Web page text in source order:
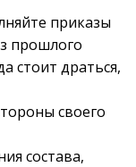
приказы
прошлого
стоит драться,
своего
состава,